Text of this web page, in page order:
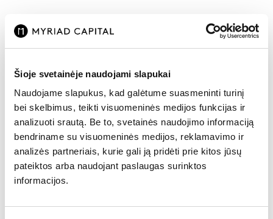
Šioje svetainėje naudojami slapukai
Naudojame slapukus, kad galėtume suasmeninti turinį
bei skelbimus, teikti visuomeninės medijos funkcijas ir
analizuoti srautą. Be to, svetainės naudojimo informaciją
bendriname su visuomeninės medijos, reklamavimo ir
analizės partneriais, kurie gali ją pridėti prie kitos jūsų
pateiktos arba naudojant paslaugas surinktos
informacijos.
/////// Rodiklis Prognozė ///
–
Euro zonos
kovo mėn.
vartotojų
pasitikėjimo
-17 -15
JAV